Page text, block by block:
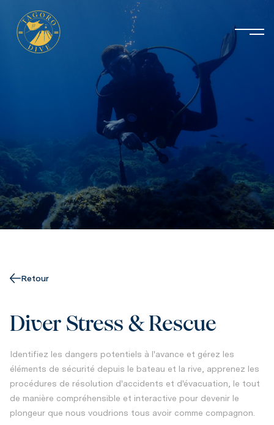
Retour
Diver Stress & Rescue
Identifiez les dangers potentiels à l'avance et gérez les
éléments de sécurité depuis le bateau et la rive, apprenez les
procédures de résolution d'accidents et d'évacuation, le tout
de manière compréhensible et interactive pour devenir le
plongeur que nous voudrions tous avoir comme compagnon.